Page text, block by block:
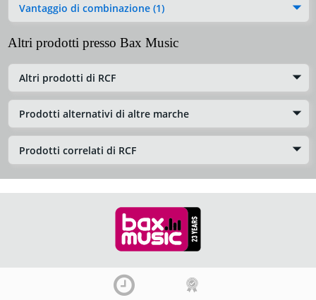
Vantaggio di combinazione (1)
Altri prodotti presso Bax Music
Altri prodotti di RCF
Prodotti alternativi di altre marche
Prodotti correlati di RCF